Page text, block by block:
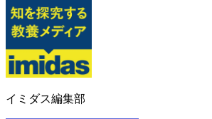
イミダス編集部